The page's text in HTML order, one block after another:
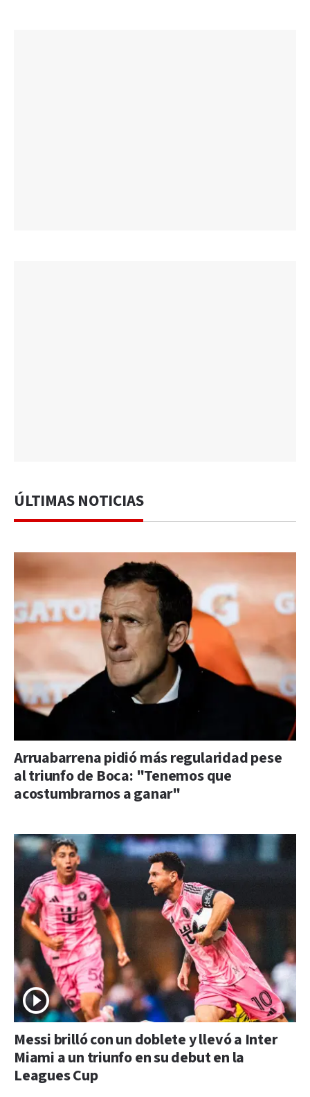
ÚLTIMAS NOTICIAS
Arruabarrena pidió más regularidad pese
al triunfo de Boca: "Tenemos que
acostumbrarnos a ganar"
Messi brilló con un doblete y llevó a Inter
Miami a un triunfo en su debut en la
Leagues Cup